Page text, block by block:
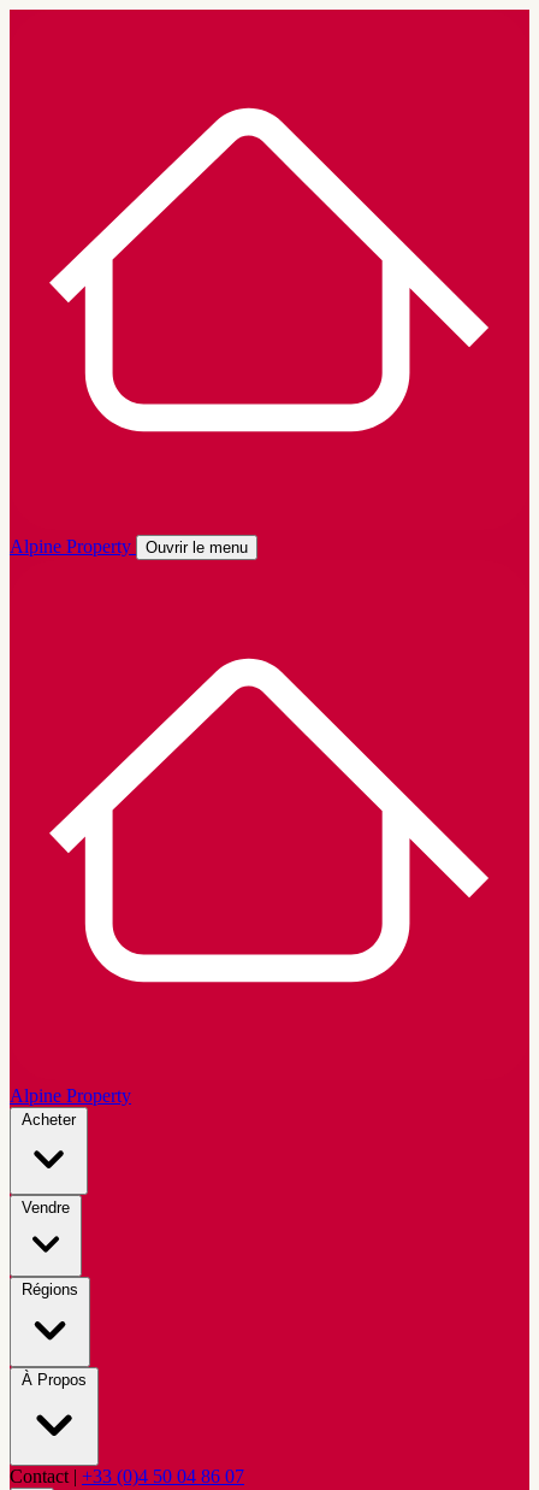
Alpine Property Ouvrir le menu
Alpine Property
Acheter
Vendre
Régions
À Propos
Contact | +33 (0)4 50 04 86 07